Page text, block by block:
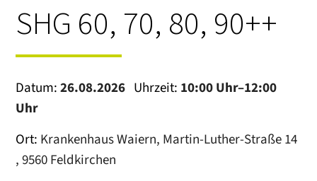
SHG 60, 70, 80, 90++
Datum:26.08.2026 Uhrzeit: 10:00 Uhr–12:00
Uhr
Ort: Krankenhaus Waiern, Martin-Luther-Straße 14
, 9560 Feldkirchen